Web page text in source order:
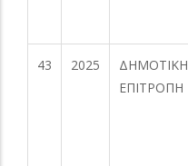
43 2025
ΔΗΜΟΤΙΚΗ
ΕΠΙΤΡΟΠΗ